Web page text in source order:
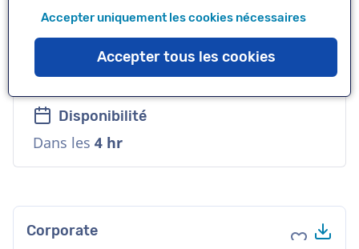
Voix
Commerciale, Polyvalente, Corporative
Disponibilité
Dans les 4 hr
Corporate Ajouter
Accepter uniquement les cookies nécessaires
Accepter tous les cookies